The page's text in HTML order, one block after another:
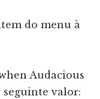
do menu à
Audacious
seguinte valor: